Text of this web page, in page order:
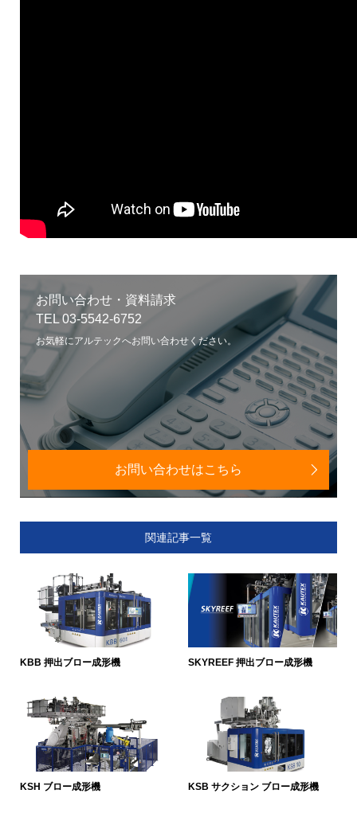
お問い合わせ・資料請求
TEL 03-5542-6752
お気軽にアルテックへお問い合わせください。
お問い合わせはこちら
関連記事一覧
KBB 押出ブロー成形機 SKYREEF 押出ブロー成形機
KSH ブロー成形機 KSB サクション ブロー成形機